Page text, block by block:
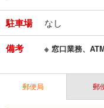
駐車場 なし
備考 ※ 窓口業務、
郵便局 郵